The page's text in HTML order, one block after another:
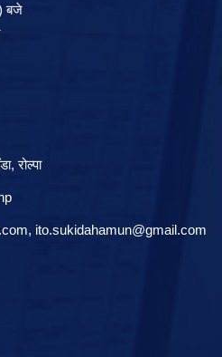
बजे
रो‍‍ल्पा
, ito.sukidahamun@gmail.com